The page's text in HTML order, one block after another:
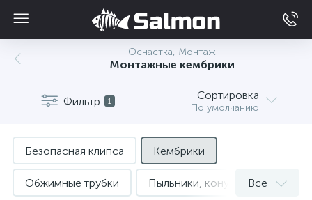
Оснастка, Монтаж
Монтажные кембрики
Фильтр 1 Сортировка
По умолчанию
Безопасная клипса Кембрики
Обжимные трубки Пыльники, конусы Все